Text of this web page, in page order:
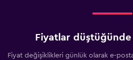
Fiyatlar düştüğünde
Fiyat değişiklikleri günlük olarak e-